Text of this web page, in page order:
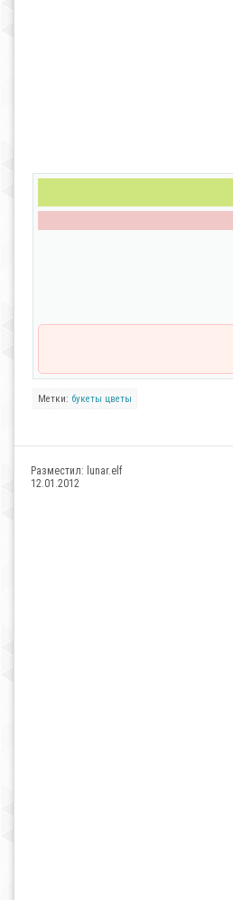
Метки: букеты цветы
Разместил: lunar.elf
12.01.2012